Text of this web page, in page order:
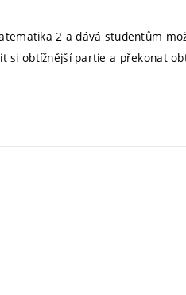
2 a dává studentům
si obtížnější partie a překonat